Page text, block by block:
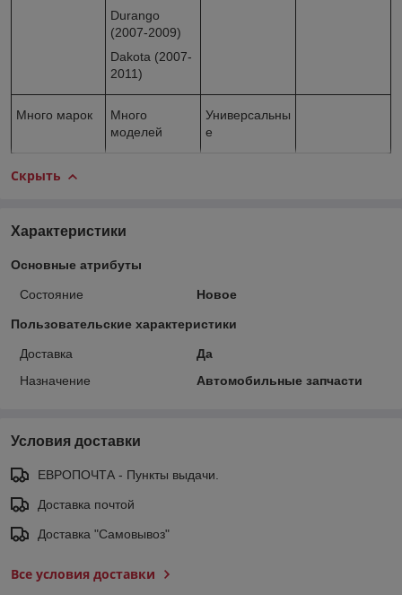
Durango
(2007-2009)
Dakota (2007-
2011)
Много марок
Много
моделей
Универсальны
е
Скрыть
Характеристики
Основные атрибуты
Состояние Новое
Пользовательские характеристики
Доставка
Да
Назначение
Автомобильные запчасти
Условия доставки
ЕВРОПОЧТА - Пункты выдачи.
Доставка почтой
Доставка "Самовывоз"
Все условия доставки